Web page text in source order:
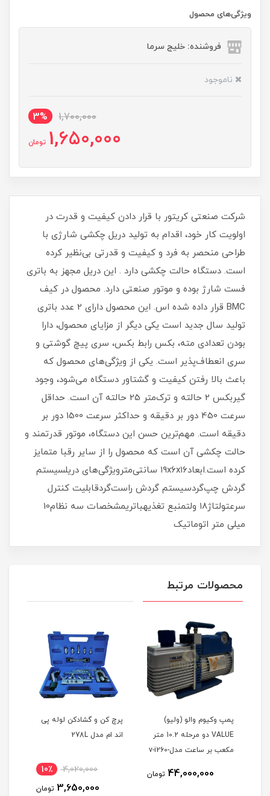
ویژگی‌های محصول
فروشنده: خلیج سرما
ناموجود
1,700,000
3%
1,650,000 تومان
شرکت صنعتی کریتور با قرار دادن کیفیت و قدرت در
اولویت کار خود، اقدام به تولید دریل چکشی شارژی با
طراحی منحصر به فرد و کیفیت و قدرتی بی‌نظیر کرده
است. دستگاه حالت چکشی دارد . این دریل مجهز به باتری
فست شارژ بوده و موتور صنعتی دارد. محصول در کیف
BMC قرار داده شده اس. این محصول دارای 2 عدد باتری
تولید سال جدید است یکی دیگر از مزایای محصول، دارا
بودن تعدادی مته، بکس رابط بکس، سری پیچ گوشتی و
سری انعطاف‌پذیر است. یکی از ویژگی‌های محصول که
باعث بالا رفتن کیفیت و گشتاور دستگاه می‌شود، وجود
گیربکس 2 حالته و ترک‎‌متر 25 حالته آن است. حداقل
سرعت 450 دور بر دقیقه و حداکثر سرعت 1500 دور بر
دقیقه است. مهم‌ترین حسن این دستگاه، موتور قدرتمند و
حالت چکشی آن است که محصول را از سایر رقبا متمایز
کرده است.ابعاد۱۹x۶x۱۶ سانتی‌مترویژگی‌های دریلسیستم
گردش چپ‌گردسیستم گردش راست‌گردقابلیت کنترل
سرعتولتاژ۱۸ ولتمنبع تغذیهباتریمشخصات سه نظام10
میلی متر اتوماتیک
محصولات مرتبط
پمپ وکیوم والو (ولیو)
VALUE دو مرحله 10.2 متر
مکعب بر ساعت مدلv-i260-
44,000,000 تومان
پرچ کن و گشادکن لوله پی
اند ام مدل 278L
4,020,000 10٪
3,650,000 تومان